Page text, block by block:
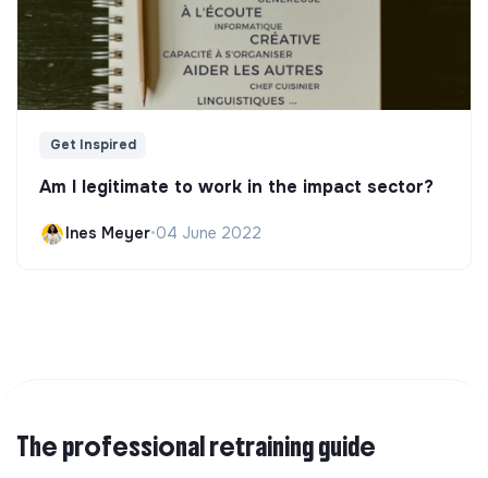
Get Inspired
Am I legitimate to work in the impact sector?
Ines Meyer•04 June 2022
The professional retraining guide